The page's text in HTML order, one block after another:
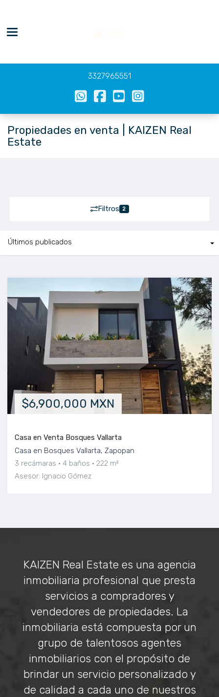
Toggle navigation
3327965551
Propiedades en venta | KAIZEN Real
Estate
Filtros 2
$6,900,000 MXN
Casa en Venta Bosques Vallarta
Casa en Bosques Vallarta, Zapopan
3 recámaras
4 baños
222 m²
Asesor: Ignacio Gómez
KAIZEN Real Estate es una agencia
inmobiliaria profesional que presta
servicios a compradores y
vendedores de propiedades. La
inmobiliaria está compuesta por un
grupo de talentosos agentes
inmobiliarios con el propósito de
brindar un servicio personalizado y
de calidad a cada uno de nuestros